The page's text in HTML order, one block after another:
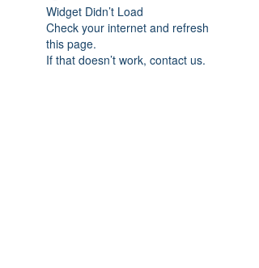
Widget Didn’t Load
Check your internet and refresh
this page.
If that doesn’t work, contact us.